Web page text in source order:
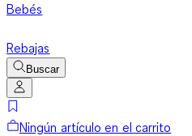
Bebés
Rebajas
Buscar
Ningún artículo en el carrito